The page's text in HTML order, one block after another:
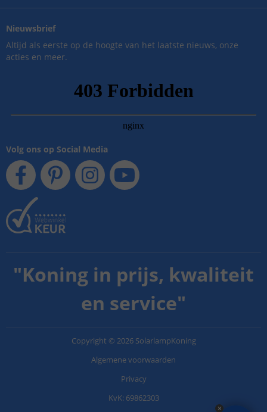
Nieuwsbrief
Altijd als eerste op de hoogte van het laatste nieuws, onze
acties en meer.
Volg ons op Social Media
"Koning in prijs, kwaliteit
en service"
Copyright © 2026 SolarlampKoning
Algemene voorwaarden
Privacy
KvK: 69862303